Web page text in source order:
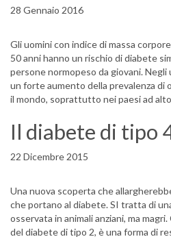
28 Gennaio 2016
Gli uomini con indice di massa
50 anni hanno un rischio di diabete
persone normopeso da giovani.
un forte aumento della prevalenza
il mondo, soprattutto nei paesi ad
Il diabete di tipo
22 Dicembre 2015
Una nuova scoperta che
che portano al diabete. SI tratta di
osservata in animali anziani, ma
del diabete di tipo 2, è una forma di